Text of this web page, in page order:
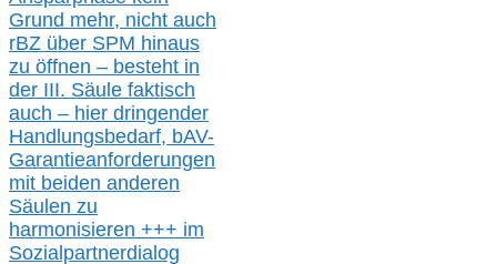
Grund mehr, nicht auch
rBZ über SPM hinaus
zu öffnen – besteht in
der III. Säule faktisch
auch – hier dringender
Handlungsbedarf, bAV-
Garantieanforderungen
mit beiden anderen
Säulen zu
harmonisieren +++ im
Sozialpartnerdialog